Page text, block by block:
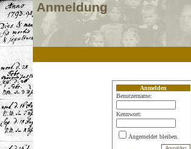
Anmeldung
Anmelden
Benutzername:
Kennwort:
Angemeldet bleiben.